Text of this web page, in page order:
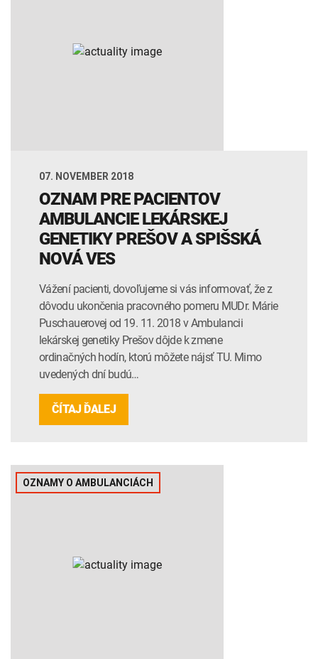
07. NOVEMBER 2018
OZNAM PRE PACIENTOV
AMBULANCIE LEKÁRSKEJ
GENETIKY PREŠOV A SPIŠSKÁ
NOVÁ VES
Vážení pacienti, dovoľujeme si vás informovať, že z
dôvodu ukončenia pracovného pomeru MUDr. Márie
Puschauerovej od 19. 11. 2018 v Ambulancii
lekárskej genetiky Prešov dôjde k zmene
ordinačných hodín, ktorú môžete nájsť TU. Mimo
uvedených dní budú…
ČÍTAJ ĎALEJ
OZNAMY O AMBULANCIÁCH